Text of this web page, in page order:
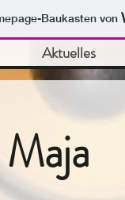
Baukasten von
Aktuelles